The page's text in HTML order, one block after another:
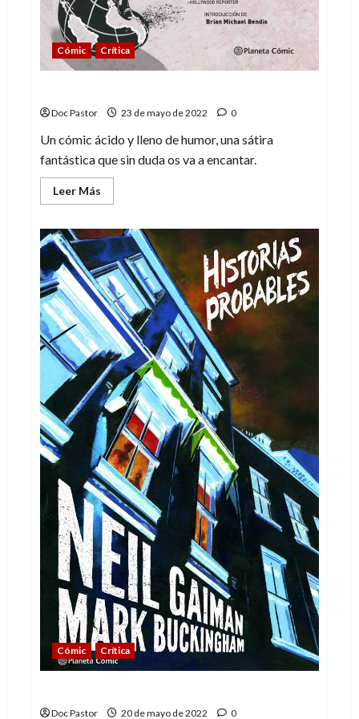
Cómic Crítica
Doc Pastor 23 de mayo de 2022 0
Un cómic ácido y lleno de humor, una sátira
fantástica que sin duda os va a encantar.
Leer Más
más
Billonaire
Island,
¡sátira
para
todos!
Cómic Crítica
Doc Pastor 20 de mayo de 2022 0